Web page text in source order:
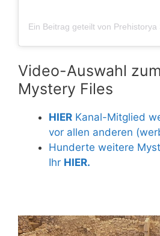
Video-Auswahl
Mystery Files
HIER Kanal-Mitglied
vor allen anderen
Hunderte weitere
Ihr HIER.